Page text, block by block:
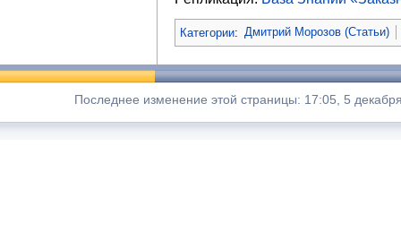
Категории: Дмитрий Морозов (Статьи)
Последнее изменение этой страницы: 17:05, 5